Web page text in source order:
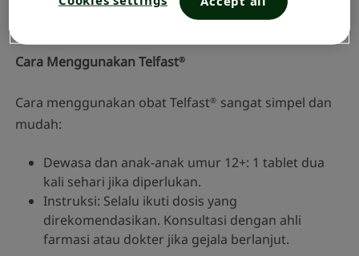
Cara Menggunakan Telfast®
Cara menggunakan obat Telfast® sangat simpel dan
mudah:
Dewasa dan anak-anak umur 12+: 1 tablet dua
kali sehari jika diperlukan.
Instruksi: Selalu ikuti dosis yang
direkomendasikan. Konsultasi dengan ahli
farmasi atau dokter jika gejala berlanjut.